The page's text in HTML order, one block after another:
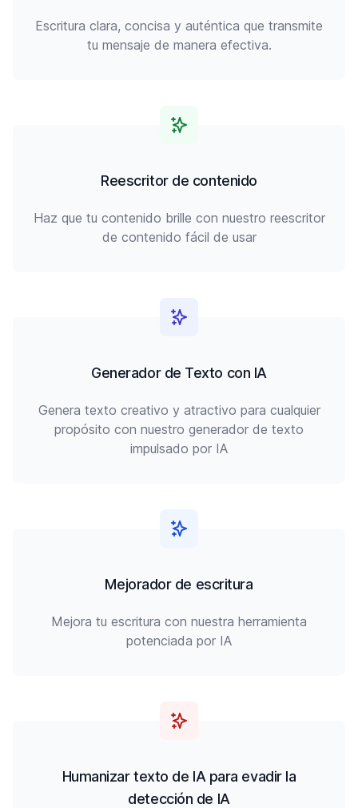
Escritura clara, concisa y auténtica que transmite
tu mensaje de manera efectiva.
Reescritor de contenido
Haz que tu contenido brille con nuestro reescritor
de contenido fácil de usar
Generador de Texto con IA
Genera texto creativo y atractivo para cualquier
propósito con nuestro generador de texto
impulsado por IA
Mejorador de escritura
Mejora tu escritura con nuestra herramienta
potenciada por IA
Humanizar texto de IA para evadir la
detección de IA